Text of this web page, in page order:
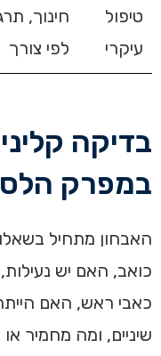
טיפול
עיקרי
חינוך,
לפי צורך
בדיקה
במפרק
האבחון מתחיל
כואב, האם יש
כאבי ראש, האם
שיניים, ומה מחמיר